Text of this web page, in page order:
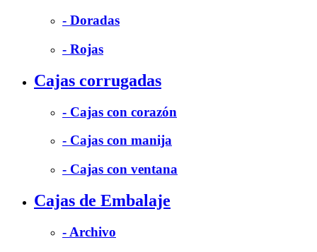
- Doradas
- Rojas
Cajas corrugadas
- Cajas con corazón
- Cajas con manija
- Cajas con ventana
Cajas de Embalaje
- Archivo